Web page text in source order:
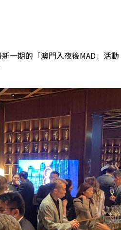
一期的 「澳門入夜後MAD」活動